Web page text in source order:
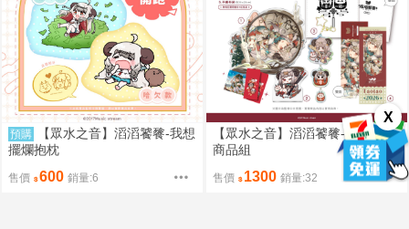
X
預購
【眾水之音】滔滔饕餮-我想
擺爛抱枕
售價 600 銷量:6
【眾水之音】滔滔饕餮-出道紀念
商品組
售價 1300 銷量:32